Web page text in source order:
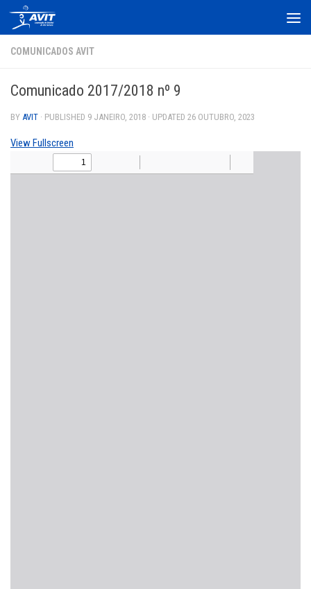
Skip to content
COMUNICADOS AVIT
Comunicado 2017/2018 nº 9
BY AVIT · PUBLISHED 9 JANEIRO, 2018 · UPDATED 26 OUTUBRO, 2023
View Fullscreen